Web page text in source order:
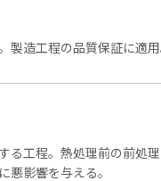
製造工程の品質保証に適用
る工程。熱処理前の前処
悪影響を与える。